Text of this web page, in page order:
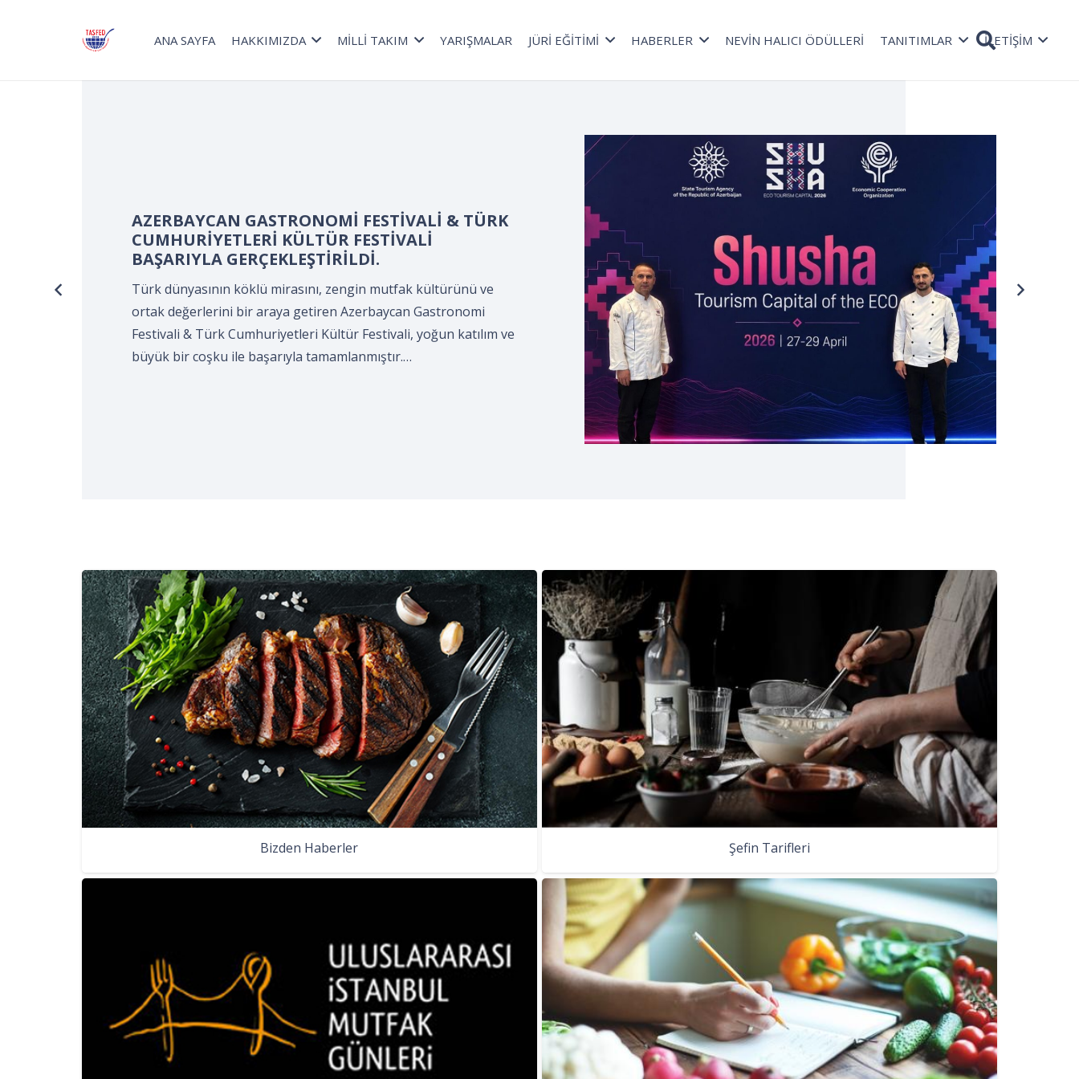
ANA SAYFA HAKKIMIZDA MİLLİ TAKIM YARIŞMALAR JÜRİ EĞİTİMİ HABERLER NEVİN HALICI ÖDÜLLERİ TANITIMLAR İLETİŞİM
Devir Teslim ve Önlük Bağlama Programı*,
Kocaeli Süleyman Demirel Kültür Merkezi’nde,
KOCAELİ Aşçılar ve Turizmciler Derneği
tarafından gerçekleştirildi.
Turizm Haftası kapsamında düzenlenen *Kepçe Devir Teslim ve
Önlük Bağlama Programı*, Kocaeli Süleyman Demirel Kültür
Merkezi’nde, Kocaeli Aşçılar ve Turizmciler Derneği tarafından
gerçekleştirildi. Kocaeli Aşçılar ve Turizmciler Derneği; coğrafi
Bizden Haberler Şefin Tarifleri